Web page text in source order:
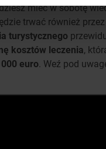
mieć w sobotę
trwać również
turystycznego
kosztów leczenia,
euro . Weź pod